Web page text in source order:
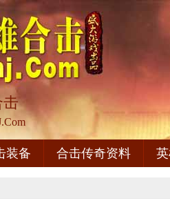
击
装备 合击传奇资料